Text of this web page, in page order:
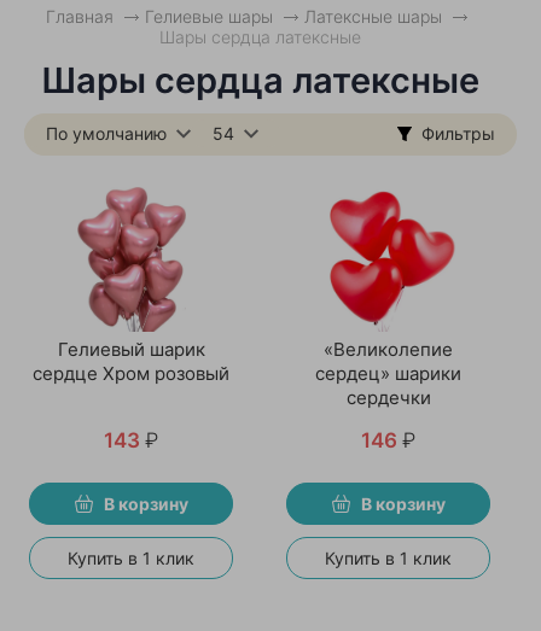
Главная Гелиевые шары
Латексные шары
Шары сердца латексные
Шары сердца латексные
Фильтры
По умолчанию 54
Гелиевый шарик
сердце Хром розовый
143 ₽
В корзину
Купить в 1 клик
«Великолепие
сердец» шарики
сердечки
146 ₽
В корзину
Купить в 1 клик